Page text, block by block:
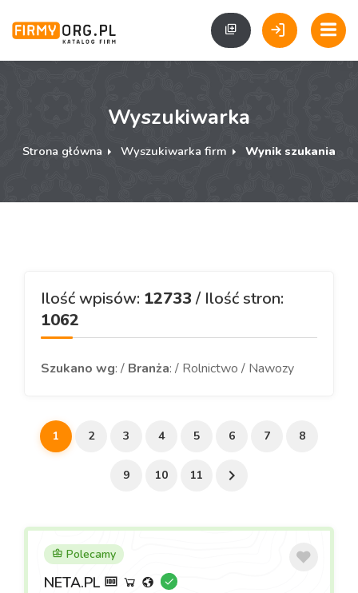
Wyszukiwarka
Strona główna Wyszukiwarka firm Wynik szukania
Ilość wpisów: 12733 / Ilość stron:
1062
Szukano wg: / Branża: / Rolnictwo / Nawozy
1 2 3 4 5 6 7 8
9 10 11
Polecamy
NETA.PL